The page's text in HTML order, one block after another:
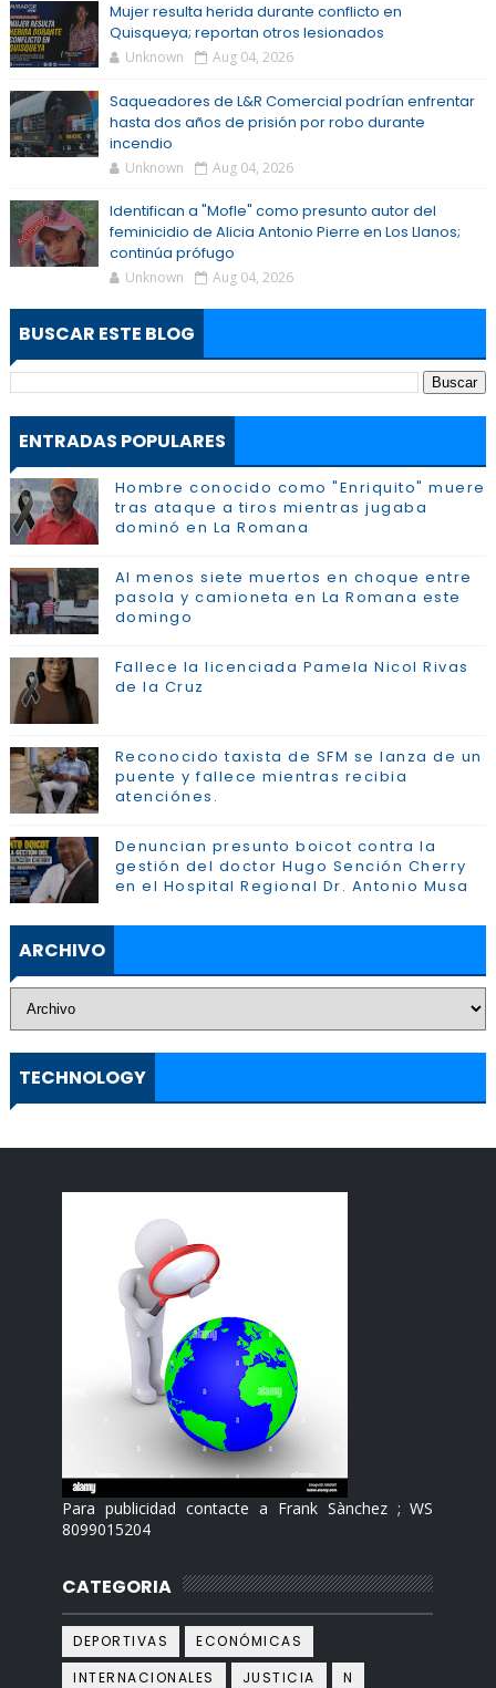
Mujer resulta herida durante conflicto en
Quisqueya; reportan otros lesionados
Unknown Aug 04, 2026
Saqueadores de L&R Comercial podrían enfrentar
hasta dos años de prisión por robo durante
incendio
Unknown Aug 04, 2026
Identifican a "Mofle" como presunto autor del
feminicidio de Alicia Antonio Pierre en Los Llanos;
continúa prófugo
Unknown Aug 04, 2026
BUSCAR ESTE BLOG
ENTRADAS POPULARES
Hombre conocido como "Enriquito" muere
tras ataque a tiros mientras jugaba
dominó en La Romana
Al menos siete muertos en choque entre
pasola y camioneta en La Romana este
domingo
Fallece la licenciada Pamela Nicol Rivas
de la Cruz
Reconocido taxista de SFM se lanza de un
puente y fallece mientras recibia
atenciónes.
Denuncian presunto boicot contra la
gestión del doctor Hugo Sención Cherry
en el Hospital Regional Dr. Antonio Musa
ARCHIVO
TECHNOLOGY
Para publicidad contacte a Frank Sànchez ; WS
8099015204
CATEGORIA
DEPORTIVAS
ECONÓMICAS
INTERNACIONALES
JUSTICIA
N